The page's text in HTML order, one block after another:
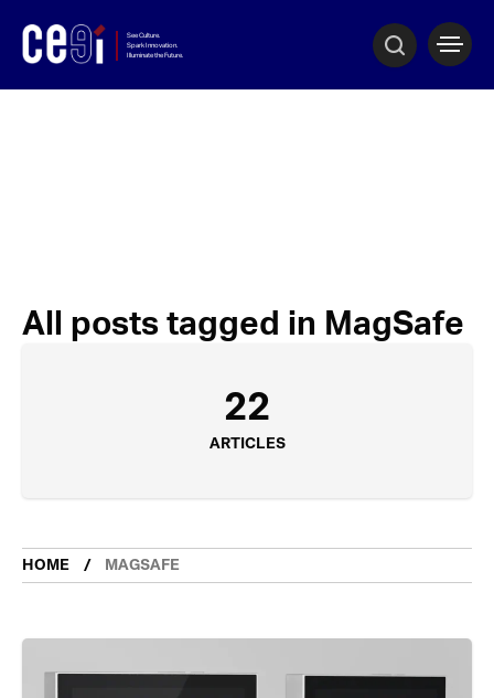
All posts tagged in MagSafe
22
ARTICLES
HOME MAGSAFE